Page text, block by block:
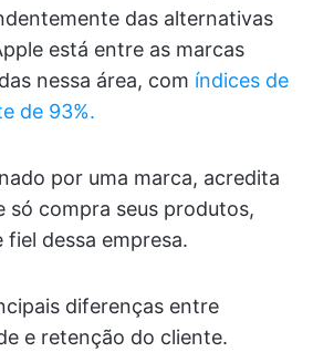
das alternativas
está entre as marcas
nessa área, com índices de
de 93%.
por uma marca, acredita
só compra seus produtos,
dessa empresa.
diferenças entre
e retenção do cliente.